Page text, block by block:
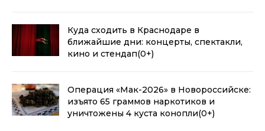
Куда сходить в Краснодаре в
ближайшие дни: концерты, спектакли,
кино и стендап(0+)
Операция «Мак-2026» в Новороссийске:
изъято 65 граммов наркотиков и
уничтожены 4 куста конопли(0+)